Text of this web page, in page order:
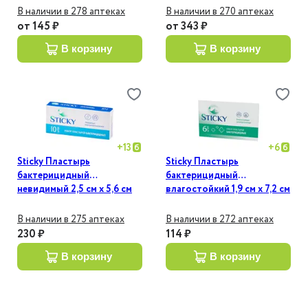
В наличии в 278 аптеках
от 145 ₽
в корзину
В наличии в 270 аптеках
от 343 ₽
в корзину
+13
Sticky Пластырь
бактерицидный
невидимый 2,5 см х 5,6 см
В наличии в 275 аптеках
230 ₽
в корзину
+6
Sticky Пластырь
бактерицидный
влагостойкий 1,9 см х 7,2 см
В наличии в 272 аптеках
114 ₽
в корзину